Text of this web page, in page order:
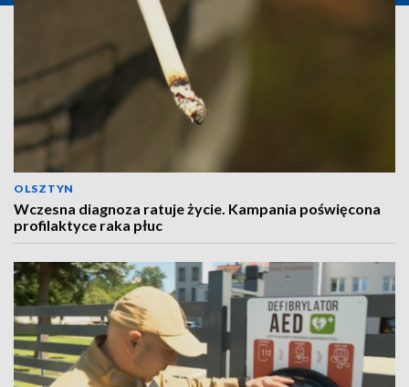
OLSZTYN
Wczesna diagnoza ratuje życie. Kampania poświęcona
profilaktyce raka płuc